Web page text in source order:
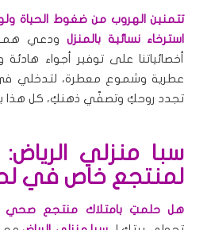
تتمنين الهروب من ضغوط الحياة
استرخاء نسائية بالمنزل ودعي
أخصائياتنا على توفير أجواء
عطرية وشموع معطرة، لتدخلي
تجدد روحكِ وتصفّي ذهنكِ، كل هذا
سبا منزلي
لمنتجع خاص في
هل حلمتِ بامتلاك منتجع صحي